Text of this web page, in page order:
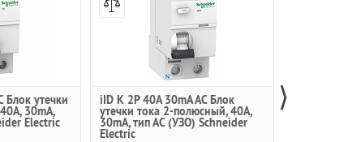
Блок утечки
30mA,
Electric
iID K 2Р 40A 30mA AC Блок
утечки тока 2-полюсный, 40A,
30mA, тип АC (УЗО) Schneider
Electric
⟩